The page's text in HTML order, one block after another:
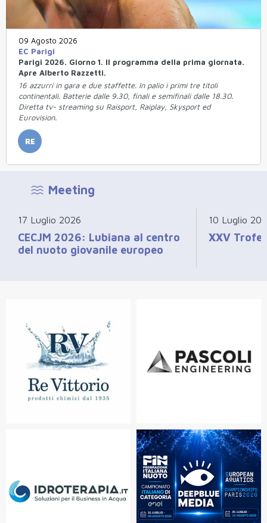
09 Agosto 2026
EC Parigi
Parigi 2026. Giorno 1. Il programma della prima giornata.
Apre Alberto Razzetti.
16 azzurri in gara e due staffette. In palio i primi tre titoli
continentali. Batterie dalle 9.30, finali e semifinali dalle 18.30.
Diretta tv- streaming su Raisport, Raiplay, Skysport ed
Eurovision.
RE
Meeting
17 Luglio 2026
CECJM 2026: Lubiana al centro
del nuoto giovanile europeo
10 Luglio
XXV